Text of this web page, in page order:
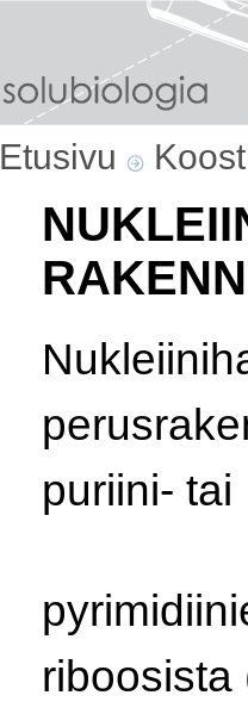
Etusivu
puriini- tai
riboosista